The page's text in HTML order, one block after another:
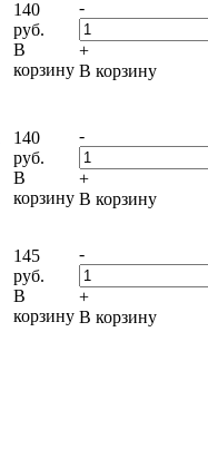
140
руб.
В
корзину
-
+
В корзину
140
руб.
В
корзину
-
+
В корзину
145
руб.
В
корзину
-
+
В корзину